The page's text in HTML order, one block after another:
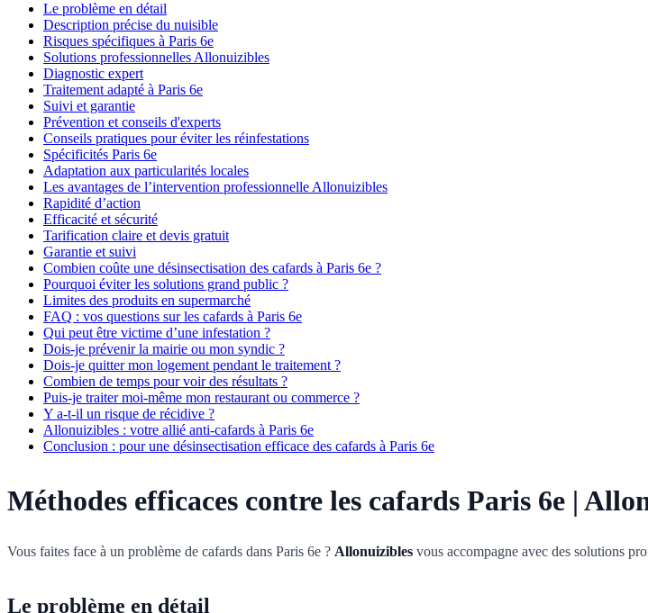
Le problème en détail
Description précise du nuisible
Risques spécifiques à Paris 6e
Solutions professionnelles Allonuizibles
Diagnostic expert
Traitement adapté à Paris 6e
Suivi et garantie
Prévention et conseils d'experts
Conseils pratiques pour éviter les réinfestations
Spécificités Paris 6e
Adaptation aux particularités locales
Les avantages de l’intervention professionnelle Allonuizibles
Rapidité d’action
Efficacité et sécurité
Tarification claire et devis gratuit
Garantie et suivi
Combien coûte une désinsectisation des cafards à Paris 6e ?
Pourquoi éviter les solutions grand public ?
Limites des produits en supermarché
FAQ : vos questions sur les cafards à Paris 6e
Qui peut être victime d’une infestation ?
Dois-je prévenir la mairie ou mon syndic ?
Dois-je quitter mon logement pendant le traitement ?
Combien de temps pour voir des résultats ?
Puis-je traiter moi-même mon restaurant ou commerce ?
Y a-t-il un risque de récidive ?
Allonuizibles : votre allié anti-cafards à Paris 6e
Conclusion : pour une désinsectisation efficace des cafards à Paris 6e
Méthodes efficaces contre les cafards Paris 6e |
Vous faites face à un problème de cafards dans Paris 6e ? Allonuizibles vous accompagne avec des solutions
Le problème en détail